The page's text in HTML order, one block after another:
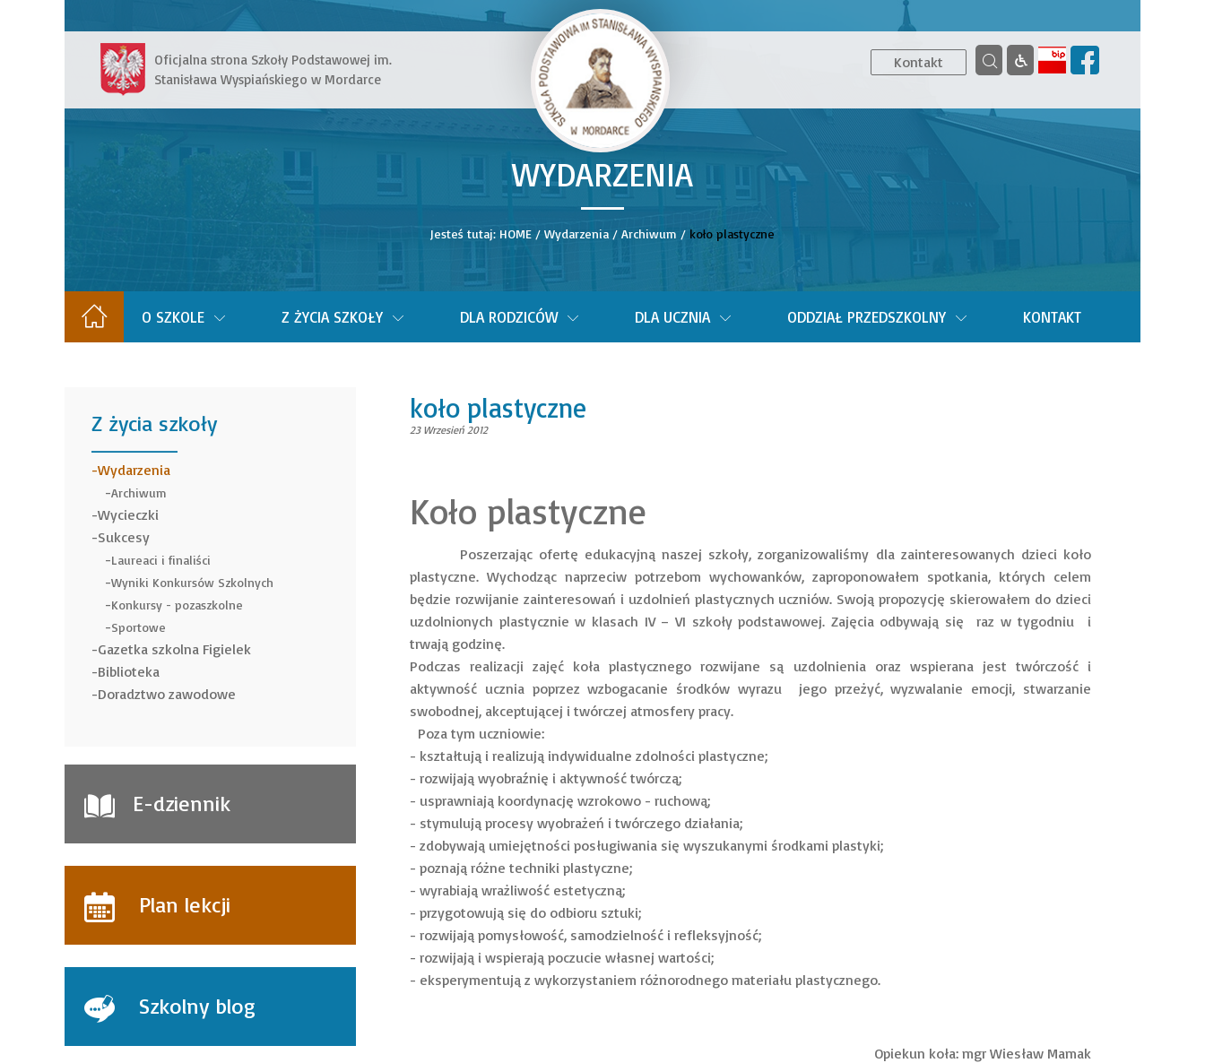
WYDARZENIA
__
Jesteś tutaj: HOME / Wydarzenia / Archiwum / koło plastyczne
Oficjalna strona Szkoły Podstawowej im.
Stanisława Wyspiańskiego w Mordarce
Kontakt
O SZKOLE Z ŻYCIA SZKOŁY DLA RODZICÓW DLA UCZNIA ODDZIAŁ PRZEDSZKOLNY KONTAKT
Z życia szkoły
______
Wydarzenia
Archiwum
Wycieczki
Sukcesy
Laureaci i finaliści
Wyniki Konkursów Szkolnych
Konkursy - pozaszkolne
Sportowe
Gazetka szkolna Figielek
Biblioteka
Doradztwo zawodowe
E-dziennik
Plan lekcji
Szkolny blog
koło plastyczne
23 Wrzesień 2012
Koło plastyczne
Poszerzając ofertę edukacyjną naszej szkoły, zorganizowaliśmy dla zainteresowanych dzieci koło
plastyczne. Wychodząc naprzeciw potrzebom wychowanków, zaproponowałem spotkania, których celem
będzie rozwijanie zainteresowań i uzdolnień plastycznych uczniów. Swoją propozycję skierowałem do dzieci
uzdolnionych plastycznie w klasach IV – VI szkoły podstawowej. Zajęcia odbywają się raz w tygodniu i
trwają godzinę.
Podczas realizacji zajęć koła plastycznego rozwijane są uzdolnienia oraz wspierana jest twórczość i
aktywność ucznia poprzez wzbogacanie środków wyrazu jego przeżyć, wyzwalanie emocji, stwarzanie
swobodnej, akceptującej i twórczej atmosfery pracy.
Poza tym uczniowie:
- kształtują i realizują indywidualne zdolności plastyczne;
- rozwijają wyobraźnię i aktywność twórczą;
- usprawniają koordynację wzrokowo - ruchową;
- stymulują procesy wyobrażeń i twórczego działania;
- zdobywają umiejętności posługiwania się wyszukanymi środkami plastyki;
- poznają różne techniki plastyczne;
- wyrabiają wrażliwość estetyczną;
- przygotowują się do odbioru sztuki;
- rozwijają pomysłowość, samodzielność i refleksyjność;
- rozwijają i wspierają poczucie własnej wartości;
- eksperymentują z wykorzystaniem różnorodnego materiału plastycznego.
Opiekun koła: mgr Wiesław Mamak